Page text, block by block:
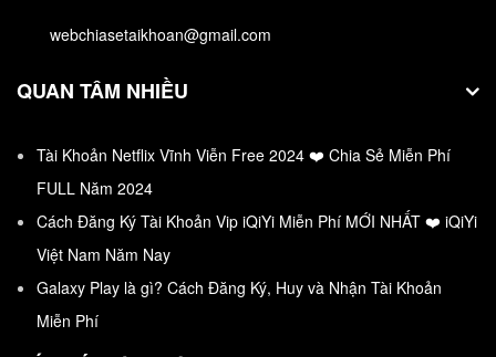
mô…
webchiasetaikhoan@gmail.com
QUAN TÂM NHIỀU
Tài Khoản Netflix Vĩnh Viễn Free 2024 ❤️ Chia Sẻ Miễn Phí
FULL Năm 2024
Cách Đăng Ký Tài Khoản Vip iQiYi Miễn Phí MỚI NHẤT ❤️ iQiYi
Việt Nam Năm Nay
Galaxy Play là gì? Cách Đăng Ký, Huy và Nhận Tài Khoản
Miễn Phí